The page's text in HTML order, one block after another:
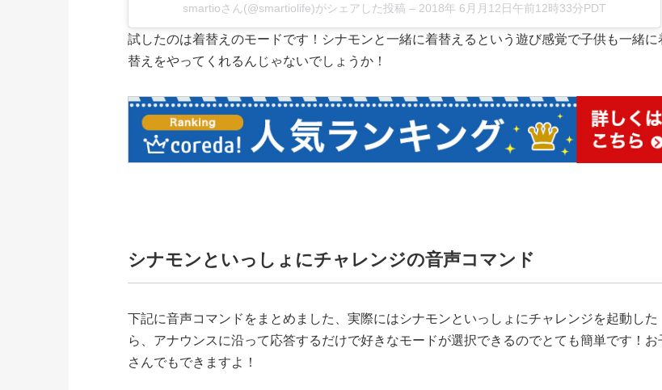
smartioさん(@smartiolife)がシェアした投稿 – 2018年 6月月12日午前12時33分PDT
試したのは着替えのモードです！シナモンと一緒に着替えるという遊び感覚で子供も一緒に
替えをやってくれるんじゃないでしょうか！
シナモンといっしょにチャレンジの音声コマンド
下記に音声コマンドをまとめました、実際にはシナモンといっしょにチャレンジを起動した
ら、アナウンスに沿って応答するだけで好きなモードが選択できるのでとても簡単です！お
さんでもできますよ！